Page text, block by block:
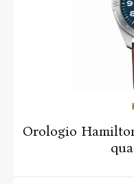
Orologio